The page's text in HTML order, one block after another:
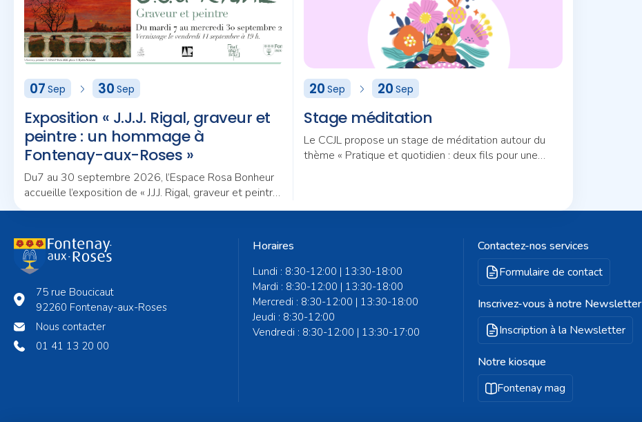
07 Sep 30 Sep
Exposition « J.J.J. Rigal, graveur et
peintre : un hommage à
Fontenay-aux-Roses »
Du7 au 30 septembre 2026, l’Espace Rosa Bonheur
accueille l’exposition de « J.J.J. Rigal, graveur et peintre
: un hommage à Fontenay-aux-Roses »
20 Sep 20 Sep
Stage méditation
Le CCJL propose un stage de méditation autour du
thème « Pratique et quotidien : deux fils pour une
75 rue Boucicaut
92260 Fontenay-aux-Roses
Nous contacter
01 41 13 20 00
Horaires
Lundi : 8:30-12:00 | 13:30-18:00
Mardi : 8:30-12:00 | 13:30-18:00
Mercredi : 8:30-12:00 | 13:30-18:00
Jeudi : 8:30-12:00
Vendredi : 8:30-12:00 | 13:30-17:00
Contactez-nos services
Formulaire de contact
Inscrivez-vous à notre Newsletter
Inscription à la Newsletter
Notre kiosque
Fontenay mag